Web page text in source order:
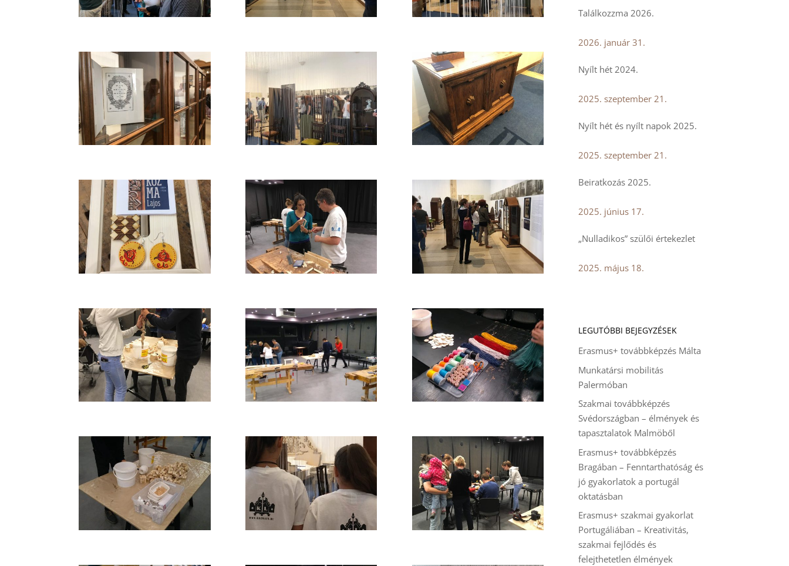
Találkozzma 2026.
2026. január 31.
Nyílt hét 2024.
2025. szeptember 21.
Nyílt hét és nyílt napok 2025.
2025. szeptember 21.
Beiratkozás 2025.
2025. június 17.
„Nulladikos” szülői értekezlet
2025. május 18.
LEGUTÓBBI BEJEGYZÉSEK
Erasmus+ továbbképzés Málta
Munkatársi mobilitás
Palermóban
Szakmai továbbképzés
Svédországban – élmények és
tapasztalatok Malmöből
Erasmus+ továbbképzés
Bragában – Fenntarthatóság és
jó gyakorlatok a portugál
oktatásban
Erasmus+ szakmai gyakorlat
Portugáliában – Kreativitás,
szakmai fejlődés és
felejthetetlen élmények